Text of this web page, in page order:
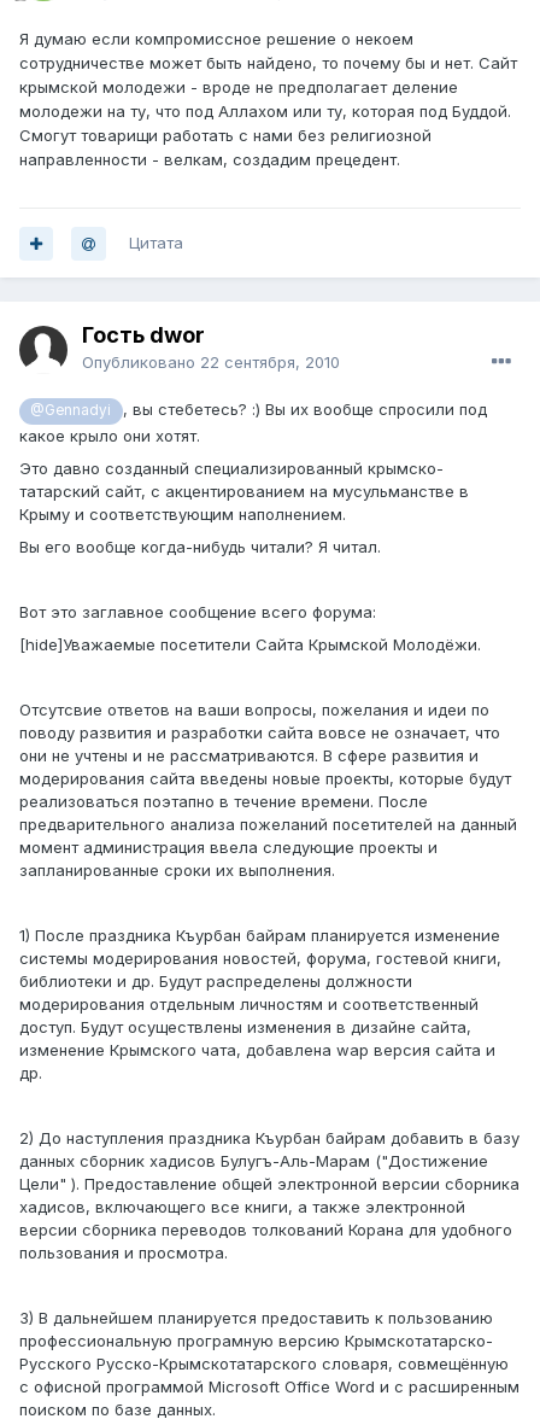
Я думаю если компромиссное решение о некоем
сотрудничестве может быть найдено, то почему бы и нет. Сайт
крымской молодежи - вроде не предполагает деление
молодежи на ту, что под Аллахом или ту, которая под Буддой.
Смогут товарищи работать с нами без религиозной
направленности - велкам, создадим прецедент.
Цитата
Гость dwor
Опубликовано 22 сентября, 2010
@Gennadyi
, вы стебетесь? :) Вы их вообще спросили под
какое крыло они хотят.
Это давно созданный специализированный крымско-
татарский сайт, с акцентированием на мусульманстве в
Крыму и соответствующим наполнением.
Вы его вообще когда-нибудь читали? Я читал.
Вот это заглавное сообщение всего форума:
[hide]Уважаемые посетители Сайта Крымской Молодёжи.
Отсутсвие ответов на ваши вопросы, пожелания и идеи по
поводу развития и разработки сайта вовсе не означает, что
они не учтены и не рассматриваются. В сфере развития и
модерирования сайта введены новые проекты, которые будут
реализоваться поэтапно в течение времени. После
предварительного анализа пожеланий посетителей на данный
момент администрация ввела следующие проекты и
запланированные сроки их выполнения.
1) После праздника Къурбан байрам планируется изменение
системы модерирования новостей, форума, гостевой книги,
библиотеки и др. Будут распределены должности
модерирования отдельным личностям и соответственный
доступ. Будут осуществлены изменения в дизайне сайта,
изменение Крымского чата, добавленa wap версия сайта и
др.
2) До наступления праздника Къурбан байрам добавить в базу
данных сборник хадисов Булугъ-Аль-Марам ("Достижение
Цели" ). Предоставление общей электронной версии сборника
хадисов, включающего все книги, а также электронной
версии сборника переводов толкований Корана для удобного
пользования и просмотра.
3) В дальнейшем планируется предоставить к пользованию
профессиональную програмную версию Крымскотатарско-
Русского Русско-Крымскотатарского словаря, совмещённую
с офисной программой Microsoft Office Word и с расширенным
поиском по базе данных.